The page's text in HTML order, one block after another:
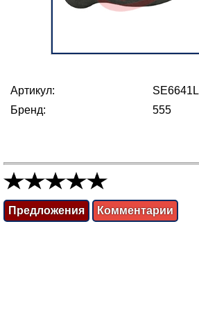
Артикул:
SE6641L
Бренд:
555
Предложения Комментарии